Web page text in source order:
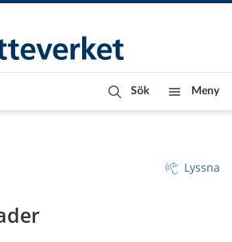
Sök Meny
Lyssna